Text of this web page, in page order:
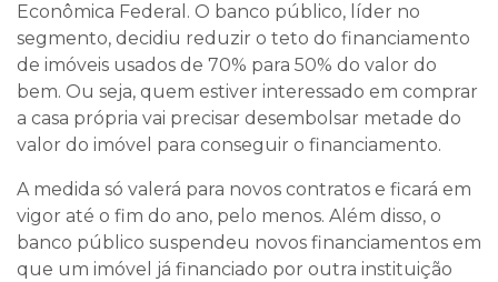
Econômica Federal. O banco público, líder no
segmento, decidiu reduzir o teto do financiamento
de imóveis usados de 70% para 50% do valor do
bem. Ou seja, quem estiver interessado em comprar
a casa própria vai precisar desembolsar metade do
valor do imóvel para conseguir o financiamento.
A medida só valerá para novos contratos e ficará em
vigor até o fim do ano, pelo menos. Além disso, o
banco público suspendeu novos financiamentos em
que um imóvel já financiado por outra instituição